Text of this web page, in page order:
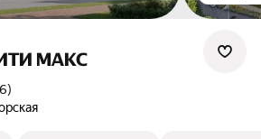
МАКС